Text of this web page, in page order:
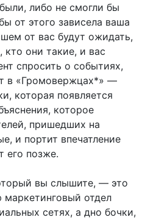
либо не смогли бы
от этого зависела ваша
от вас будут ожидать,
кто они такие, и вас
спросить о событиях,
в «Громовержцах*» —
которая появляется
которое
пришедших на
и портит впечатление
его позже.
вы слышите, — это
отдел
сетях, а дно бочки,